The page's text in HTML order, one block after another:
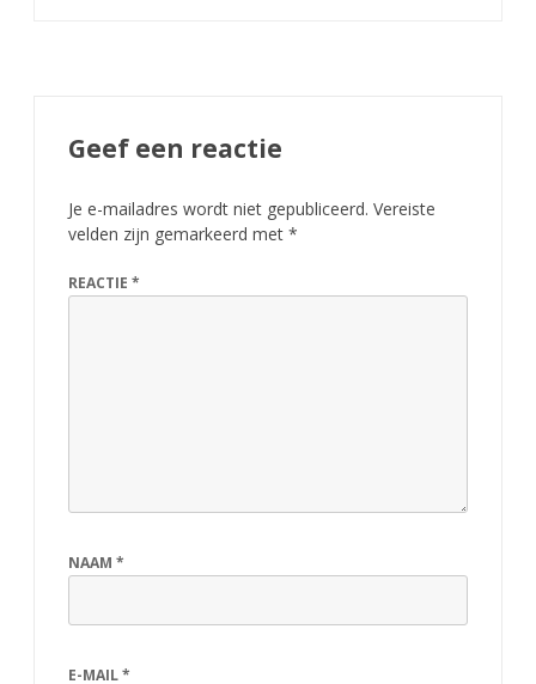
Geef een reactie
Je e-mailadres wordt niet gepubliceerd. Vereiste
velden zijn gemarkeerd met *
REACTIE *
NAAM *
E-MAIL*